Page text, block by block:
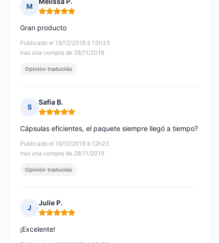
M
Nota: 5 de 5
Publicado el 19/12/2019 à 13h33
tras una compra de 28/11/2019
Gran producto
Opinión traducida
S
Safia B.
Nota: 5 de 5
Publicado el 19/12/2019 à 12h23
tras una compra de 28/11/2019
Cápsulas eficientes, el paquete siempre llegó a tiempo?
Opinión traducida
J
Julie P.
Nota: 5 de 5
¡Excelente!